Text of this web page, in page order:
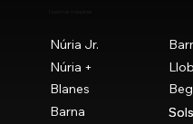
Núria Jr.
Núria +
Blanes
Barna